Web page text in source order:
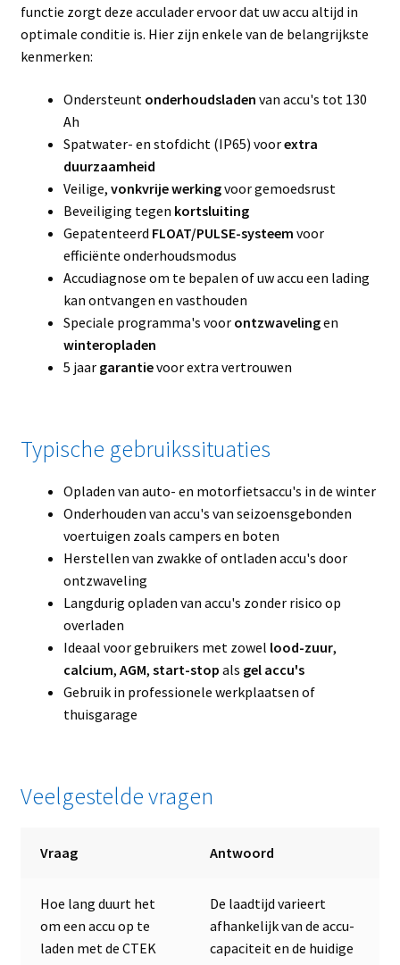
functie zorgt deze acculader ervoor dat uw accu altijd in
optimale conditie is. Hier zijn enkele van de belangrijkste
kenmerken:
Ondersteunt onderhoudsladen van accu's tot 130
Ah
Spatwater- en stofdicht (IP65) voorextra
duurzaamheid
Veilige, vonkvrije werkingvoor gemoedsrust
Beveiliging tegen kortsluiting
Gepatenteerd FLOAT/PULSE-systeem voor
efficiënte onderhoudsmodus
Accudiagnose om te bepalen of uw accu een lading
kan ontvangen en vasthouden
Speciale programma's voor ontzwavelingen
winteropladen
5 jaar garantievoor extra vertrouwen
Typische gebruikssituaties
Opladen van auto- en motorfietsaccu's in de winter
Onderhouden van accu's van seizoensgebonden
voertuigen zoals campers en boten
Herstellen van zwakke of ontladen accu's door
ontzwaveling
Langdurig opladen van accu's zonder risico op
overladen
Ideaal voor gebruikers met zowel lood-zuur,
calcium, AGM, start-stop als gel accu's
Gebruik in professionele werkplaatsen of
thuisgarage
Veelgestelde vragen
Vraag Antwoord
Hoe lang duurt het
om een accu op te
laden met de CTEK
De laadtijd varieert
afhankelijk van de accu-
capaciteit en de huidige